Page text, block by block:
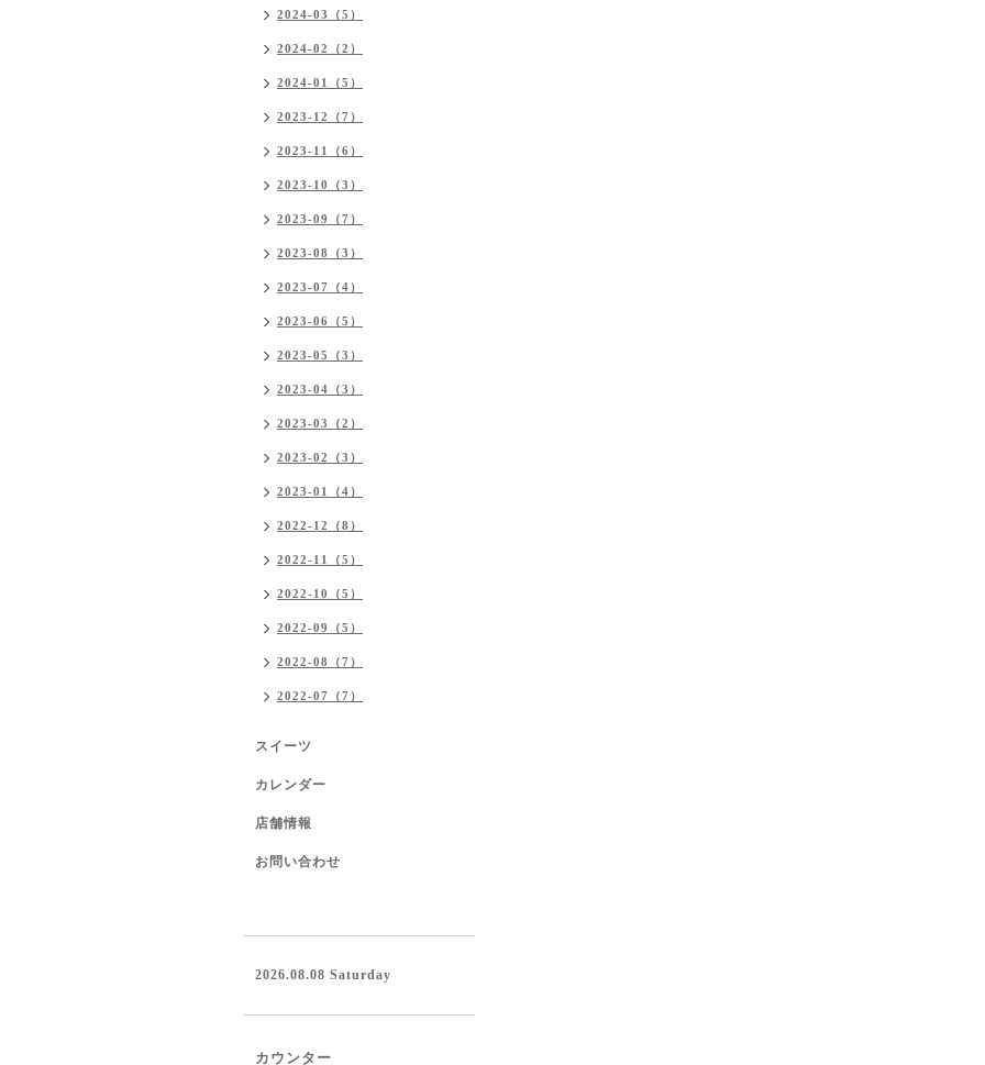
2024-03（5）
2024-02（2）
2024-01（5）
2023-12（7）
2023-11（6）
2023-10（3）
2023-09（7）
2023-08（3）
2023-07（4）
2023-06（5）
2023-05（3）
2023-04（3）
2023-03（2）
2023-02（3）
2023-01（4）
2022-12（8）
2022-11（5）
2022-10（5）
2022-09（5）
2022-08（7）
2022-07（7）
スイーツ
カレンダー
店舗情報
お問い合わせ
2026.08.08 Saturday
カウンター